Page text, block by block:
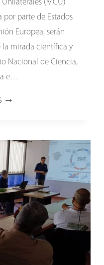
(MCU)
por parte de Estados
Europea, serán
la mirada científica y
Nacional de Ciencia,
e…
MIDEN
MEDIDAS
COERCITIVAS
UNILATERALES
CONTRA
VENEZUELA